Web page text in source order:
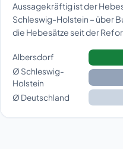
Aussagekräftig ist der
Schleswig-Holstein – über
die Hebesätze seit der
Albersdorf
Ø Schleswig-
Holstein
Ø Deutschland